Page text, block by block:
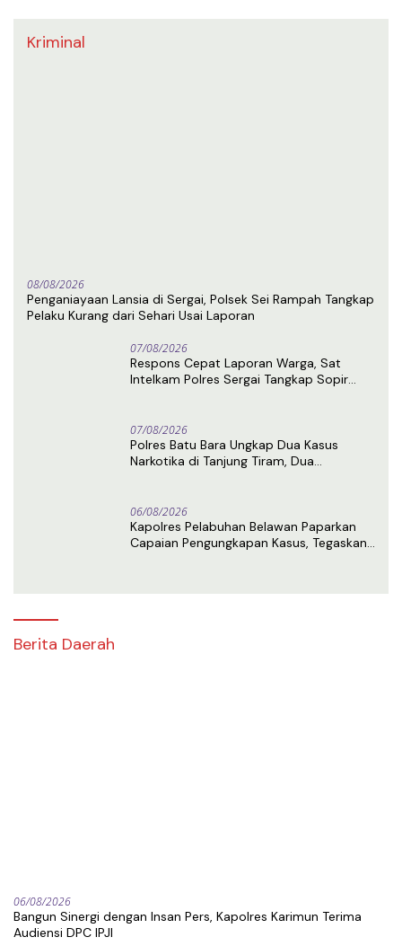
Kriminal
08/08/2026
Penganiayaan Lansia di Sergai, Polsek Sei Rampah Tangkap
Pelaku Kurang dari Sehari Usai Laporan
07/08/2026
Respons Cepat Laporan Warga, Sat
Intelkam Polres Sergai Tangkap Sopir
07/08/2026
Polres Batu Bara Ungkap Dua Kasus
Narkotika di Tanjung Tiram, Dua
06/08/2026
Kapolres Pelabuhan Belawan Paparkan
Capaian Pengungkapan Kasus, Tegaskan
Berita Daerah
06/08/2026
Bangun Sinergi dengan Insan Pers, Kapolres Karimun Terima
Audiensi DPC IPJI